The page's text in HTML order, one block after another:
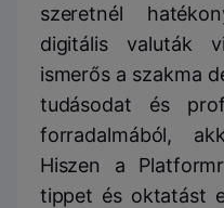
szeretnél
digitális valuták
ismerős a szakma
tudásodat és
forradalmából,
Hiszen a
tippet és oktatást